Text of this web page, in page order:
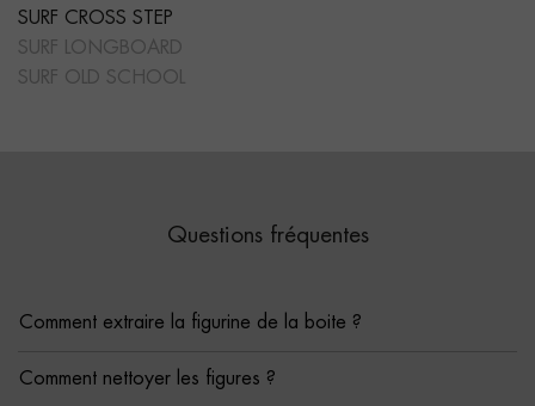
SURF CROSS STEP
SURF LONGBOARD
SURF OLD SCHOOL
Questions fréquentes
Comment extraire la figurine de la boite ?
Comment nettoyer les figures ?